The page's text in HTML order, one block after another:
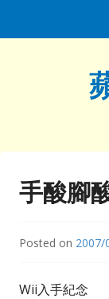
手酸腳
Posted on 2007/
Wii入手紀念